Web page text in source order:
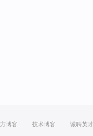
博客 技术博客 诚聘英才